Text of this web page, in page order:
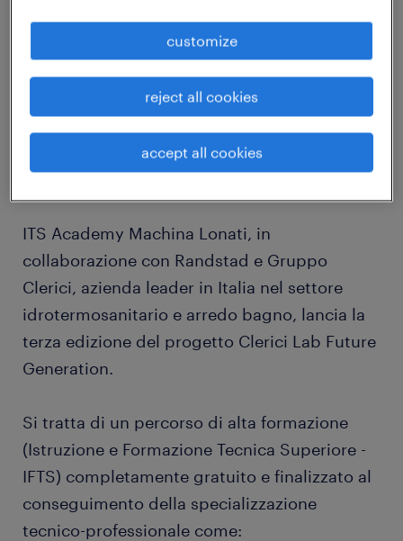
Che tu sia uno studente a un passo dal
studi, se vuoi entrare nel mondo del lavoro
altamente professionalizzante, Randstad ha
l'opportunità che stai cercando!
ITS Academy Machina Lonati, in
collaborazione con Randstad e Gruppo
Clerici, azienda leader in Italia nel settore
idrotermosanitario e arredo bagno, lancia la
terza edizione del progetto Clerici Lab Future
Generation.
Si tratta di un percorso di alta formazione
(Istruzione e Formazione Tecnica Superiore -
IFTS) completamente gratuito e finalizzato al
conseguimento della specializzazione
tecnico-professionale come:
customize
reject all cookies
accept all cookies